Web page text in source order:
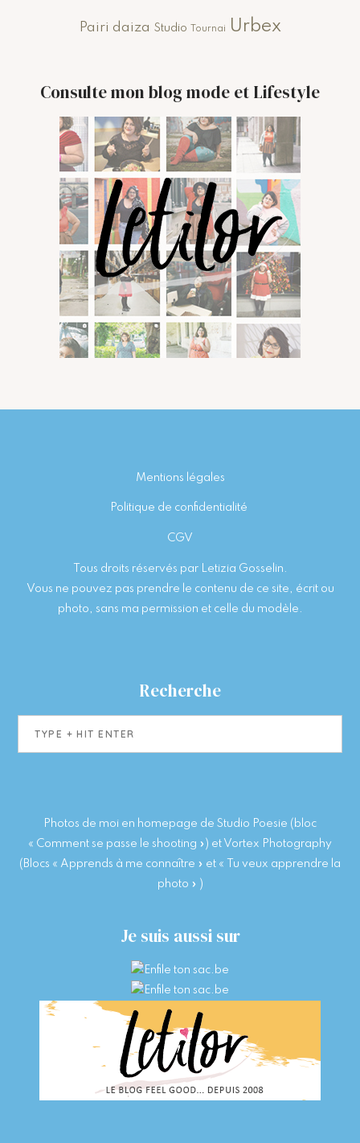
Pairi daiza Studio Tournai Urbex
Consulte mon blog mode et Lifestyle
Mentions légales
Politique de confidentialité
CGV
Tous droits réservés par Letizia Gosselin.
Vous ne pouvez pas prendre le contenu de ce site, écrit ou
photo, sans ma permission et celle du modèle.
Recherche
Photos de moi en homepage de Studio Poesie (bloc
« Comment se passe le shooting ») et Vortex Photography
(Blocs « Apprends à me connaître » et « Tu veux apprendre la
photo » )
Je suis aussi sur